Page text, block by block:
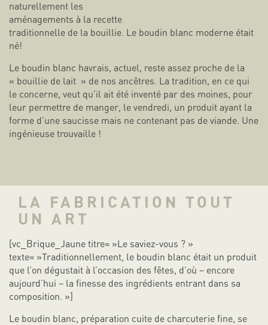
naturellement les
aménagements à la recette
traditionnelle de la bouillie. Le boudin blanc moderne était
né!
Le boudin blanc havrais, actuel, reste assez proche de la
« bouillie de lait » de nos ancêtres. La tradition, en ce qui
le concerne, veut qu’il ait été inventé par des moines, pour
leur permettre de manger, le vendredi, un produit ayant la
forme d’une saucisse mais ne contenant pas de viande. Une
ingénieuse trouvaille !
LA FABRICATION TOUT
UN ART
[vc_Brique_Jaune titre= »Le saviez-vous ? »
texte= »Traditionnellement, le boudin blanc était un produit
que l’on dégustait à l’occasion des fêtes, d’où – encore
aujourd’hui – la finesse des ingrédients entrant dans sa
composition. »]
Le boudin blanc, préparation cuite de charcuterie fine, se